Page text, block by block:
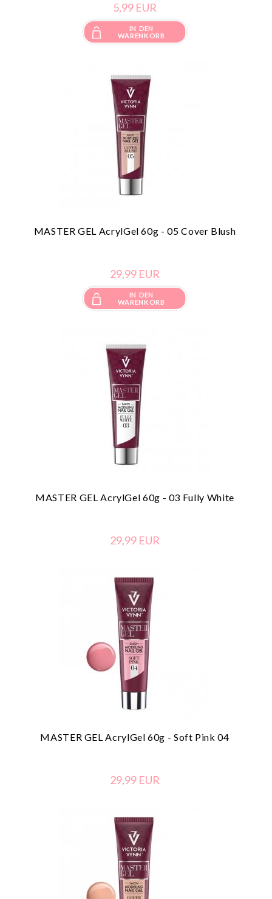
5,99 EUR
IN DEN
WARENKORB
MASTER GEL AcrylGel 60g - 05 Cover Blush
29,99 EUR
IN DEN
WARENKORB
MASTER GEL AcrylGel 60g - 03 Fully White
29,99 EUR
MASTER GEL AcrylGel 60g - Soft Pink 04
29,99 EUR